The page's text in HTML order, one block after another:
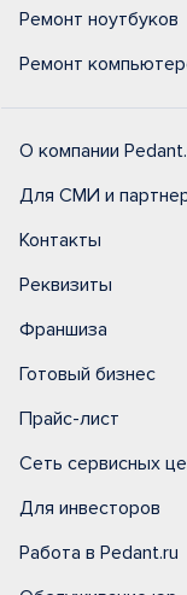
Ремонт ноутбуков
Ремонт
О компании
Для СМИ и
Контакты
Реквизиты
Франшиза
Готовый бизнес
Прайс-лист
Сеть сервисных
Для инвесторов
Работа в Pedant.ru